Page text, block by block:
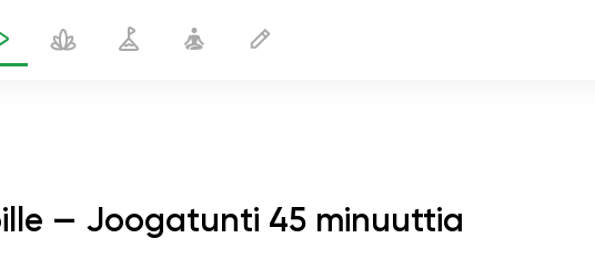
— Joogatunti 45 minuuttia